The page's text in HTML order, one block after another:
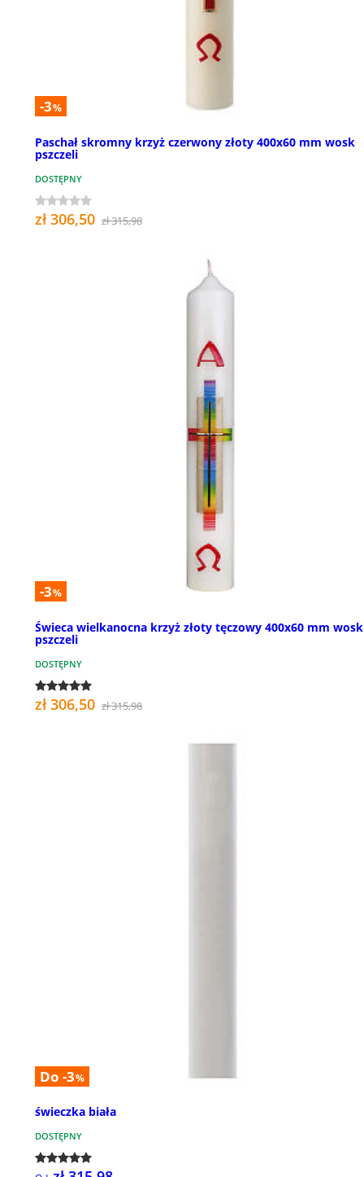
-3%
Paschał skromny krzyż czerwony złoty 400x60 mm wosk
pszczeli
DOSTĘPNY
zł 306,50 zł 315,98
-3%
Świeca wielkanocna krzyż złoty tęczowy 400x60 mm wosk
pszczeli
DOSTĘPNY
zł 306,50 zł 315,98
Do -3%
świeczka biała
DOSTĘPNY